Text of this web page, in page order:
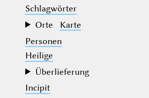
Schlagwörter
Orte
Karte
Personen
Heilige
Überlieferung
Incipit